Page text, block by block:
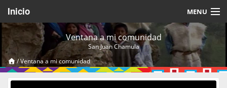
Inicio MENU
Acerca de
Videos Temáticos
Cerrar Sesión
Ventana a mi comunidad
San Juan Chamula
/Ventana a mi comunidad